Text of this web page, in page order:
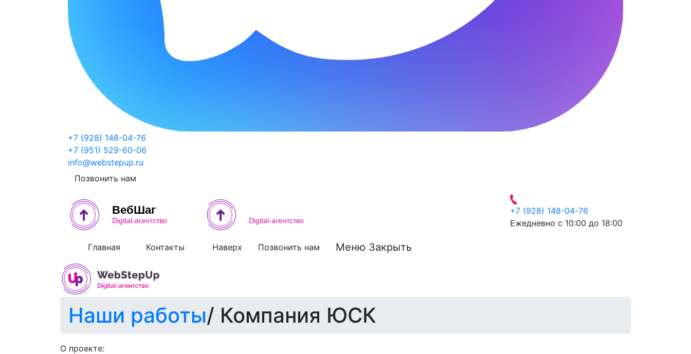
+7 (928) 148-04-76
+7 (951) 529-60-06
info@webstepup.ru
Позвонить нам
+7 (928) 148-04-76
Ежедневно с 10:00 до 18:00
Главная Контакты Наверх Позвонить нам Меню Закрыть
Наши работы/ Компания ЮСК
О проекте: